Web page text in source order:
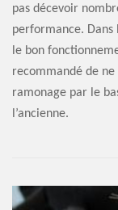
pas décevoir
performance. Dans
le bon
recommandé de
ramonage par le
l’ancienne.